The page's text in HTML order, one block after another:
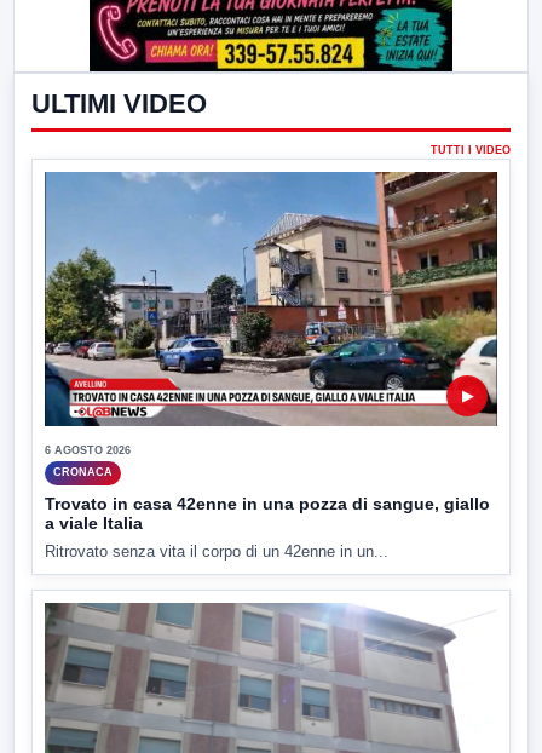
ULTIMI VIDEO
TUTTI I VIDEO
▶
6 AGOSTO 2026
CRONACA
Trovato in casa 42enne in una pozza di sangue, giallo
a viale Italia
Ritrovato senza vita il corpo di un 42enne in un...